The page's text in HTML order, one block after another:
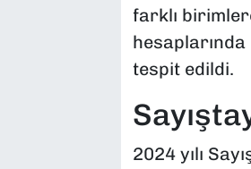
farklı
tespit edildi.
2024 yılı